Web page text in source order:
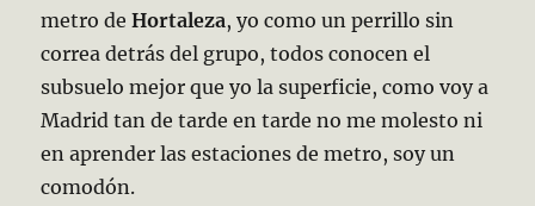
metro deHortaleza, yo como un perrillo sin
correa detrás del grupo, todos conocen el
subsuelo mejor que yo la superficie, como voy a
Madrid tan de tarde en tarde no me molesto ni
en aprender las estaciones de metro, soy un
comodón.